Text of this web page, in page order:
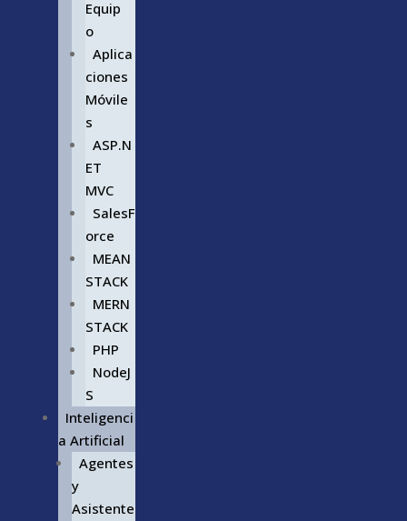
Equip
o
Aplica
ciones
Móvile
s
ASP.N
ET
MVC
SalesF
orce
MEAN
STACK
MERN
STACK
PHP
NodeJ
S
Inteligenci
a Artificial
Agentes
y
Asistente